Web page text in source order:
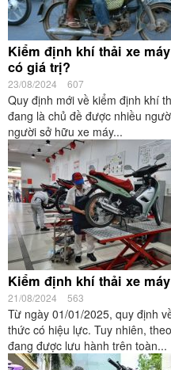
Kiểm định khí thải xe
có giá trị?
23/08/2024 607
Quy định mới về kiểm định khí
đang là chủ đề được nhiều
người sở hữu xe máy...
Kiểm định khí thải xe
21/08/2024 563
Từ ngày 01/01/2025, quy định
thức có hiệu lực. Tuy nhiên,
đang được lưu hành trên toàn...